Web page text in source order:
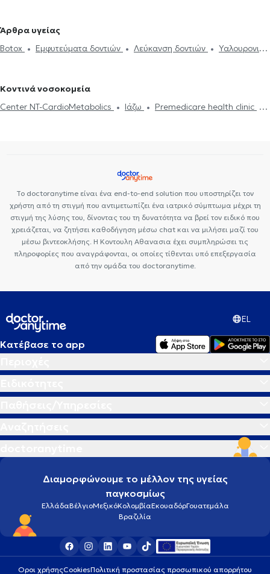
Οδοντίατροι στην Αθήνα
Νέο Κόσμο
Οδοντίατροι στον Κολωνό
Οδοντίατροι στο
Απονεύρωση
στοματίτιδα
Υαλουρονικό Οξύ - Fillers Όψεις ρητίνης
Όψεις
σιδεράκια
Αισθητική οδοντιατρική
Άρθρα υγείας
Botox
Εμφυτεύματα δοντιών Λεύκανση δοντιών
Υαλουρονικό
Κοντινά νοσοκομεία
Center NT-CardioMetabolics
Ιάζω
Premedicare health clinic
Το doctoranytime είναι ένα end-to-end solution που υποστηρίζει τον
χρήστη από τη στιγμή που αντιμετωπίζει ένα ιατρικό σύμπτωμα μέχρι τη
στιγμή της λύσης του, δίνοντας του τη δυνατότητα να βρεί τον ειδικό που
χρειάζεται, να ζητήσει καθοδήγηση μέσω chat και να μιλήσει μαζί του
μέσω βιντεοκλήσης. Η Κοντουλη Αθανασια έχει συμπληρώσει τις
πληροφορίες που αναγράφονται, οι οποίες τίθενται υπό επεξεργασία
από την ομάδα του doctoranytime.
EL
Κατέβασε το app
Διαμορφώνουμε το μέλλον της υγείας
παγκοσμίως
ΕλλάδαΒέλγιοΜεξικόΚολομβίαΕκουαδόρΓουατεμάλα
Βραζιλία
Οροι χρήσηςCookiesΠολιτική προστασίας προσωπικού απορρήτου